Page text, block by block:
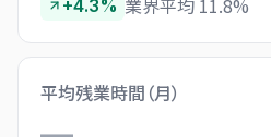
+4.3% 業界平均 11.8%
平均残業時間（月）